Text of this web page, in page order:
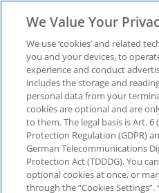
Was
jetzt zu
We Value Your
We use ‘cookies’ and related
you and your devices, to
experience and conduct
includes the storage and
personal data from your
cookies are optional and are
to them. The legal basis is Art. 6
Protection Regulation (GDPR)
German Telecommunications
Protection Act (TDDDG). You
optional cookies at once, or
through the “Cookies